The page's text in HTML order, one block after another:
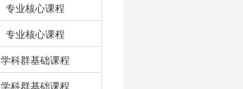
专业核心课程
专业核心课程
学科群基础课程
学科群基础课程